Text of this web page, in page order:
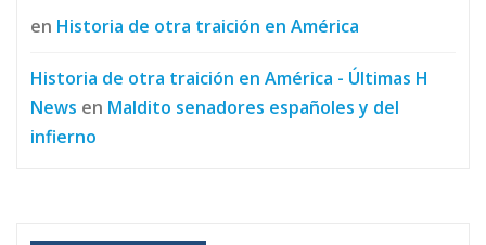
en Historia de otra traición en América
Historia de otra traición en América - Últimas H
News en Maldito senadores españoles y del
infierno